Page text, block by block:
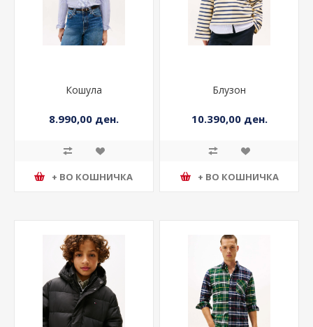
Кошула
8.990,00 ден.
+ ВО КОШНИЧКА
Блузон
10.390,00 ден.
+ ВО КОШНИЧКА